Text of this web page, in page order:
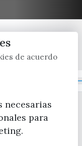
instagram
de acuerdo
necesarias
para